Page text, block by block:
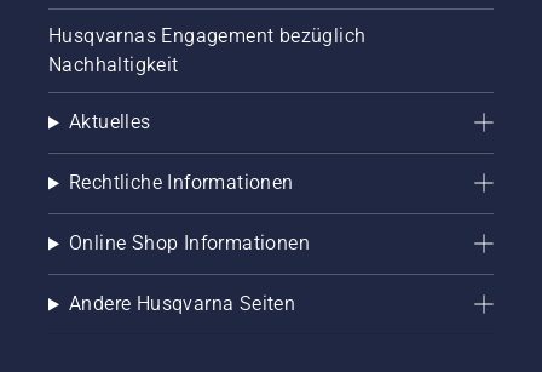
Husqvarnas Engagement bezüglich
Nachhaltigkeit
Aktuelles
Rechtliche Informationen
Online Shop Informationen
Andere Husqvarna Seiten